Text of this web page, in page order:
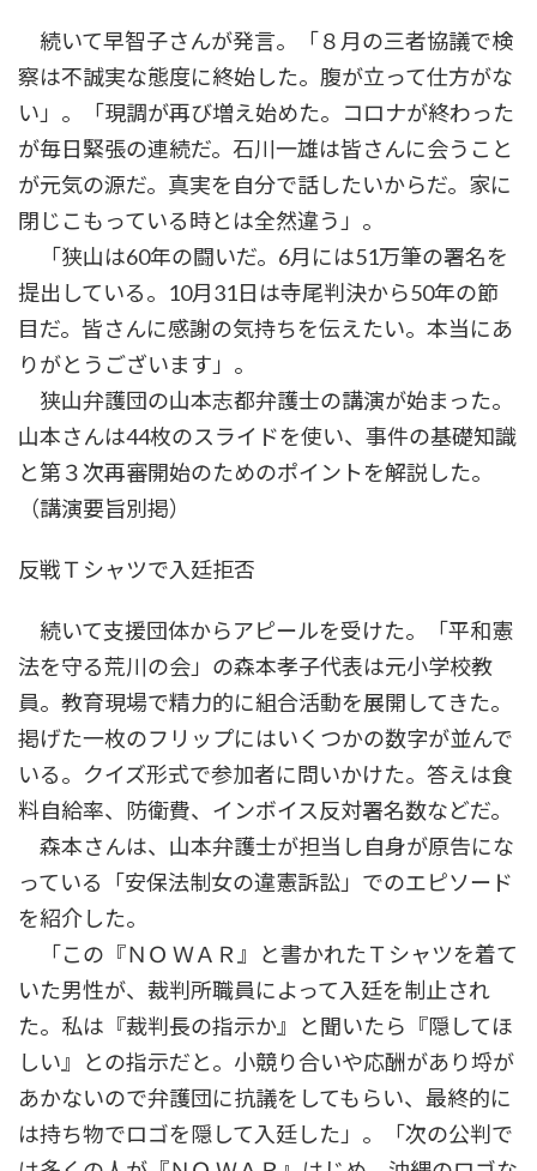
続いて早智子さんが発言。「８月の三者協議で検
察は不誠実な態度に終始した。腹が立って仕方がな
い」。「現調が再び増え始めた。コロナが終わった
が毎日緊張の連続だ。石川一雄は皆さんに会うこと
が元気の源だ。真実を自分で話したいからだ。家に
閉じこもっている時とは全然違う」。
「狭山は60年の闘いだ。6月には51万筆の署名を
提出している。10月31日は寺尾判決から50年の節
目だ。皆さんに感謝の気持ちを伝えたい。本当にあ
りがとうございます」。
狭山弁護団の山本志都弁護士の講演が始まった。
山本さんは44枚のスライドを使い、事件の基礎知識
と第３次再審開始のためのポイントを解説した。
（講演要旨別掲）
反戦Ｔシャツで入廷拒否
続いて支援団体からアピールを受けた。「平和憲
法を守る荒川の会」の森本孝子代表は元小学校教
員。教育現場で精力的に組合活動を展開してきた。
掲げた一枚のフリップにはいくつかの数字が並んで
いる。クイズ形式で参加者に問いかけた。答えは食
料自給率、防衛費、インボイス反対署名数などだ。
森本さんは、山本弁護士が担当し自身が原告にな
っている「安保法制女の違憲訴訟」でのエピソード
を紹介した。
「この『ＮＯ ＷＡＲ』と書かれたＴシャツを着て
いた男性が、裁判所職員によって入廷を制止され
た。私は『裁判長の指示か』と聞いたら『隠してほ
しい』との指示だと。小競り合いや応酬があり埒が
あかないので弁護団に抗議をしてもらい、最終的に
は持ち物でロゴを隠して入廷した」。「次の公判で